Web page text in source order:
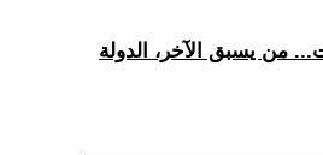
من يسبق الآخر، الدولة